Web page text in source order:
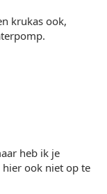
krukas ook,
heb ik je
ook niet op te